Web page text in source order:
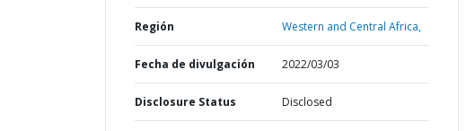
Región Western and Central Africa,
Fecha de divulgación 2022/03/03
Disclosure Status Disclosed